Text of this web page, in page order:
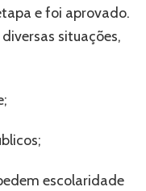
e foi aprovado.
situações,
escolaridade